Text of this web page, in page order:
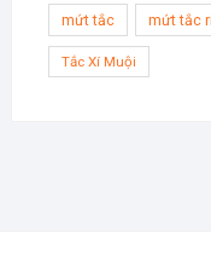
mứt tắc mứt tắc
Tắc Xí Muội